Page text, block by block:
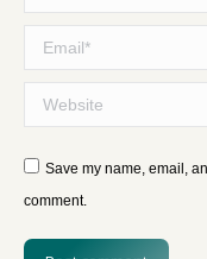
Email *
Website
Save my name, email,
comment.